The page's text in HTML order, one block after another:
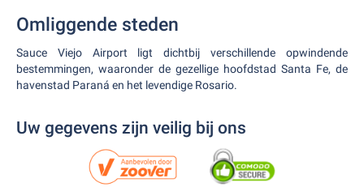
Omliggende steden
Sauce Viejo Airport ligt dichtbij verschillende opwindende
bestemmingen, waaronder de gezellige hoofdstad Santa Fe, de
havenstad Paraná en het levendige Rosario.
Uw gegevens zijn veilig bij ons